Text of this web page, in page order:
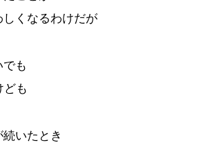
くなるわけだが
も
ども
いたとき